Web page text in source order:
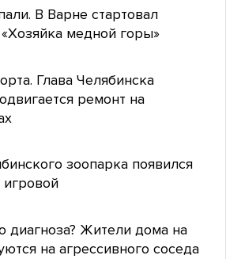
В Варне стартовал
медной горы»
Глава Челябинска
ремонт на
зоопарка появился
игровой
диагноза? Жители дома на
на агрессивного соседа